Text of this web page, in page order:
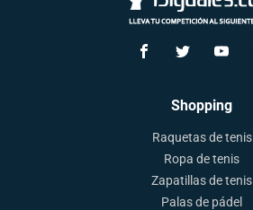
Shopping
Raquetas de tenis
Ropa de tenis
Zapatillas de tenis
Palas de pádel